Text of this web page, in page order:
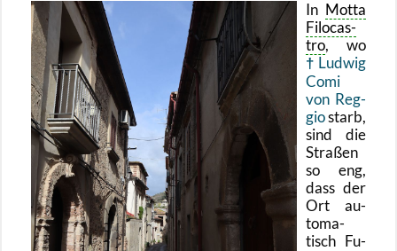
In Motta
Fi­lo­cas­
tro, wo
Lud­wig
Comi
von Reg­
giostarb,
sind die
Stra­ßen
so eng,
dass der
Ort au­
to­ma­
tisch Fu­